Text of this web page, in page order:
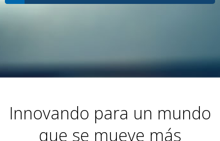
Innovando para un mundo
que se mueve más